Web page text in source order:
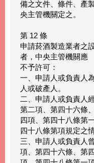
備之文件、條件、產
央主管機關定之。
第 12 條
申請菸酒製造業者之
者，中央主管機關應
不予許可：
一、申請人或負責人
人或破產人。
二、申請人或負責人
第二項、第四十六條
四項、第四十八條第
四十八條第項規定之
三、申請人或負責人
項、第四十六條、第